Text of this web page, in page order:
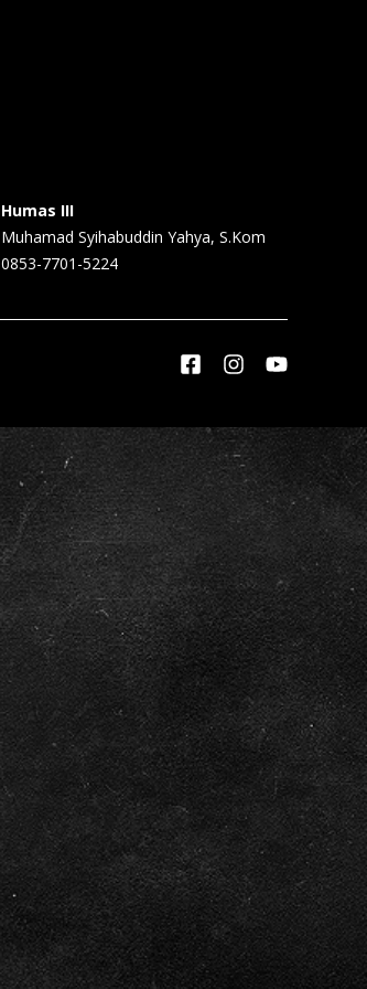
Humas III
Muhamad Syihabuddin Yahya, S.Kom
0853-7701-5224